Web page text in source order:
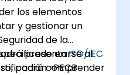
los elementos
y gestionar un
de la
enISO/IEC
podrá comprender
presentarse al
«PECB